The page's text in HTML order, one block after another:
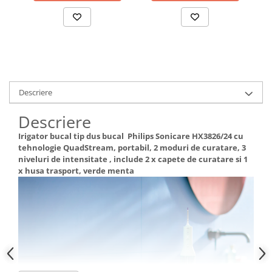
Dispozitive si Accesorii medicale
Uscatoare de par
Produse Mercerie
Jucarii, Copii & Bebe
Jucarii Creative
Genti laptop
trasport, alb
incarcator, culoare negru
Descriere
Descriere
Irigator bucal tip dus bucal Philips Sonicare HX3826/24 cu
tehnologie QuadStream, portabil, 2 moduri de curatare, 3
niveluri de intensitate , include 2 x capete de curatare si 1
x husa trasport, verde menta